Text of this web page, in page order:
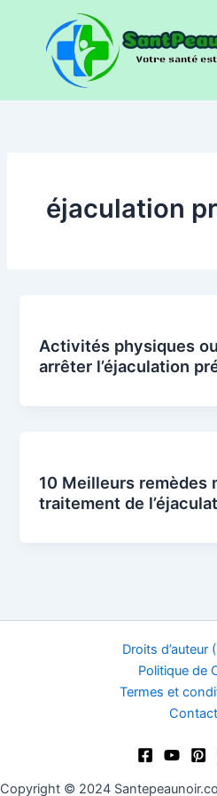
contenu
éjaculation
Activités physiques
arrêter l’éjaculation
10 Meilleurs remèdes
traitement de
Droits d’auteur
Politique de
Termes et
Copyright © 2024